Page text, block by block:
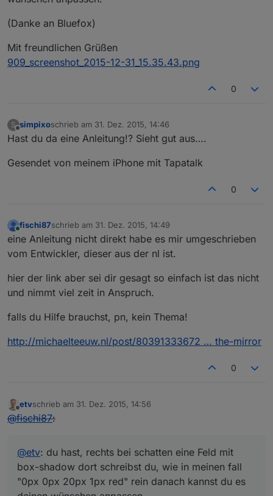
(Danke an Bluefox)
Mit freundlichen Grüßen
909_screenshot_2015-12-31_15.35.43.png
0
S
Offline
simpixoschrieb am 31. Dez. 2015, 14:46
zuletzt editiert von
Hast du da eine Anleitung!? Sieht gut aus….
Gesendet von meinem iPhone mit Tapatalk
0
Online
fischi87schrieb am 31. Dez. 2015, 14:49
zuletzt editiert von
eine Anleitung nicht direkt habe es mir umgeschrieben
vom Entwickler, dieser aus der nl ist.
hier der link aber sei dir gesagt so einfach ist das nicht
und nimmt viel zeit in Anspruch.
falls du Hilfe brauchst, pn, kein Thema!
http://michaelteeuw.nl/post/80391333672 … the-mirror
0
Offline
etvschrieb am 31. Dez. 2015, 14:56
zuletzt editiert von
@fischi87:
@etv: du hast, rechts bei schatten eine Feld mit
box-shadow dort schreibst du, wie in meinen fall
"0px 0px 20px 1px red" rein danach kannst du es